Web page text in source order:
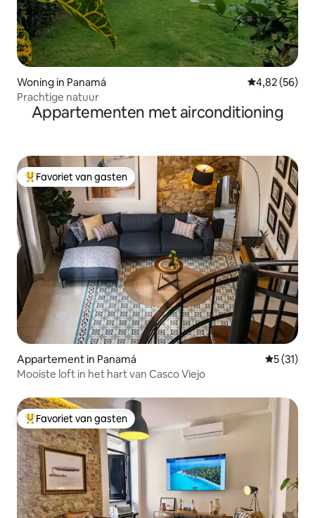
Woning in Panamá Gemiddelde
4,82 (56)
Prachtige natuur
Appartementen met airconditioning
Topfavoriet van gasten
Favoriet van gasten
Appartement in Panamá
5 (31)
Mooiste loft in het hart van Casco Viejo
Topfavoriet van gasten
Favoriet van gasten